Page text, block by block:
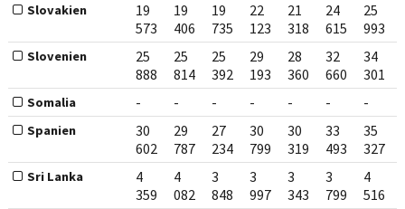
Slovakien
19
573
19
406
19
735
22
123
21
318
24
615
25
993
Slovenien
25
888
25
814
25
392
29
193
28
360
32
660
34
301
Somalia - - - - - - -
Spanien
30
602
29
787
27
234
30
799
30
319
33
493
35
327
Sri Lanka
4
359
4
082
3
848
3
997
3
343
3
799
4
516